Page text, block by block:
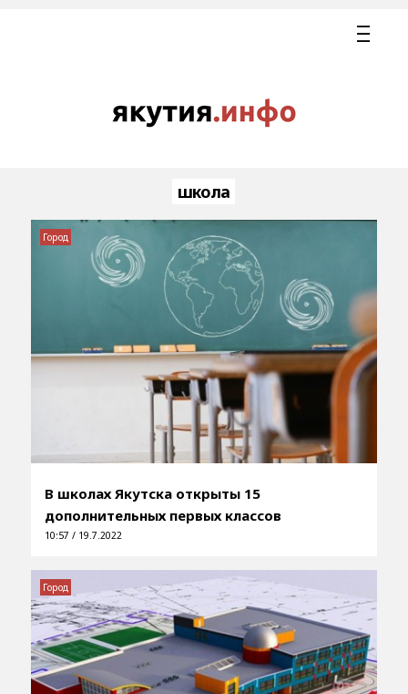
школа
В школах Якутска открыты 15
дополнительных первых классов
10:57 / 19.7.2022
Город
Город